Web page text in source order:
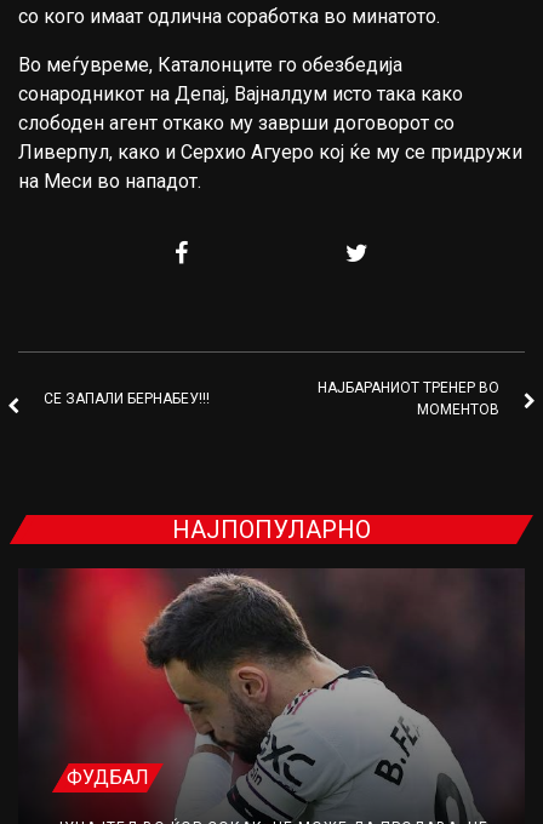
со кого имаат одлична соработка во минатото.
Во меѓувреме, Каталонците го обезбедија
сонародникот на Депај, Вајналдум исто така како
слободен агент откако му заврши договорот со
Ливерпул, како и Серхио Агуеро кој ќе му се придружи
на Меси во нападот.
СЕ ЗАПАЛИ БЕРНАБЕУ!!!
НАЈБАРАНИОТ ТРЕНЕР ВО
МОМЕНТОВ
НАЈПОПУЛАРНО
ФУДБАЛ